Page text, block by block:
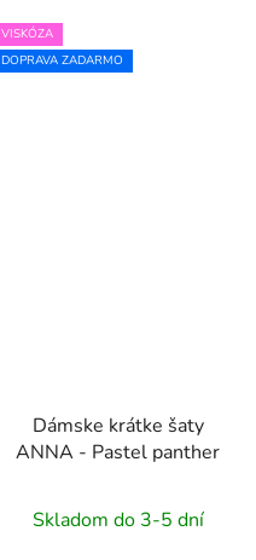
VISKÓZA
DOPRAVA ZADARMO
Dámske krátke šaty
ANNA - Pastel panther
Skladom do 3-5 dní